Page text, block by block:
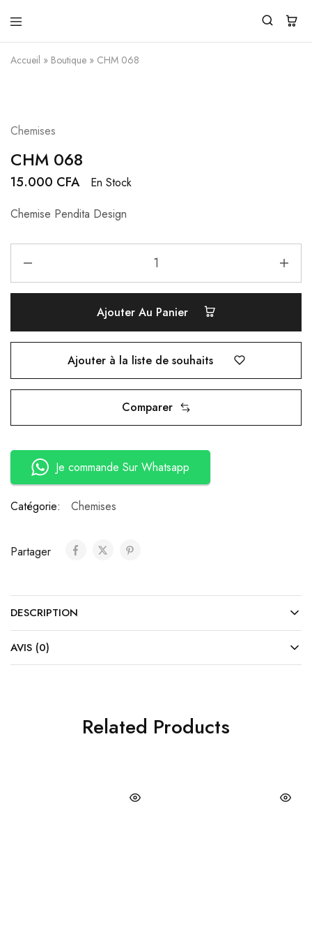
Pendita
Design
Vente
de
vêtements
Accueil » Boutique » CHM 068
Chemises
CHM 068
15.000 CFA
En Stock
Chemise Pendita Design
Ajouter Au Panier
Ajouter à la liste de souhaits
Comparer
Je commande Sur Whatsapp
Catégorie: Chemises
Partager
DESCRIPTION
AVIS (0)
Related Products